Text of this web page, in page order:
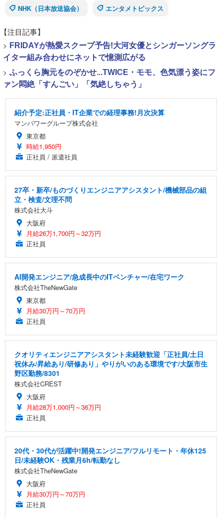
NHK（日本放送協会）
エンタメトピックス
【注目記事】
> FRIDAYが熱愛スクープ予告!大河女優とシンガーソングラ
イター組み合わせにネットで憶測広がる
> ふっくら胸元をのぞかせ...TWICE・モモ、色気漂う姿にフ
ァン悶絶「すんごい」「気絶しちゃう」
紹介予定:正社員・IT企業での経理事務!月次決算
マンパワーグループ株式会社
東京都
時給1,950円
正社員 / 派遣社員
27卒・新卒/ものづくりエンジニアアシスタント/機械部品の組
立・検査/文理不問
株式会社大斗
大阪府
月給26万1,700円～32万円
正社員
AI開発エンジニア/急成長中のITベンチャー/在宅ワーク
株式会社TheNewGate
東京都
月給30万円～70万円
正社員
クオリティエンジニアアシスタント未経験歓迎「正社員/土日
祝休み/昇給あり/研修あり」やりがいのある環境です/大阪市生
野区勤務/8301
株式会社CREST
大阪府
月給28万1,000円～36万円
正社員
20代・30代が活躍中!開発エンジニア/フルリモート・年休125
日/未経験OK・残業月6h/転勤なし
株式会社TheNewGate
大阪府
月給30万円～70万円
正社員